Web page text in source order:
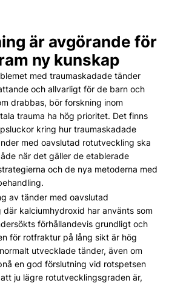
är avgörande för
ny kunskap
med traumaskadade tänder
och allvarligt för de barn och
drabbas, bör forskning inom
trauma ha hög prioritet. Det finns
kring hur traumaskadade
med oavslutad rotutveckling ska
när det gäller de etablerade
och de nya metoderna med
av tänder med oavslutad
där kalciumhydroxid har använts som
förhållandevis grundligt och
för rotfraktur på lång sikt är hög
utvecklade tänder, även om
en god förslutning vid rotspetsen
ju lägre rotutvecklingsgraden är,